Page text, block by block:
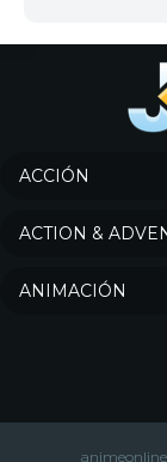
Música
ACCIÓN
ACTION &
ANIMACIÓN